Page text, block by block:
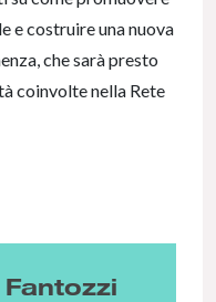
e costruire una nuova
che sarà presto
coinvolte nella Rete